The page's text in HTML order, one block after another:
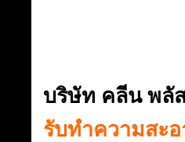
บริษัท คลีน พลั
รับทำความสะ